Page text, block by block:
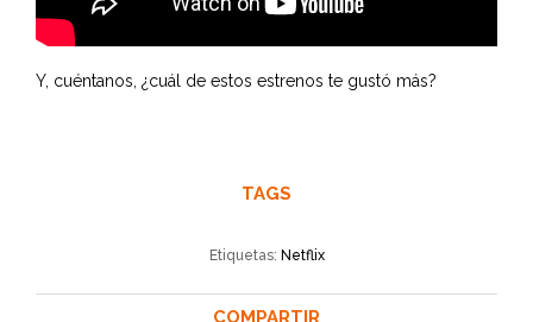
Y, cuéntanos, ¿cuál de estos estrenos te gustó más?
TAGS
Etiquetas: Netflix
COMPARTIR